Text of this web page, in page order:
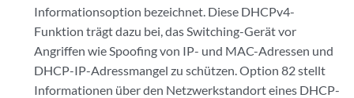
Informationsoption bezeichnet. Diese DHCPv4-
Funktion trägt dazu bei, das Switching-Gerät vor
Angriffen wie Spoofing von IP- und MAC-Adressen und
DHCP-IP-Adressmangel zu schützen. Option 82 stellt
Informationen über den Netzwerkstandort eines DHCP-